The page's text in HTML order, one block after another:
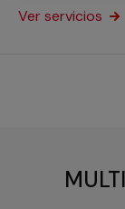
Ver servicios